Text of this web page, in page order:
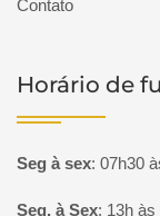
Contato
Horário de
Seg à sex: 07h30
Seg. à Sex: 13h às